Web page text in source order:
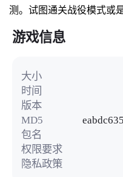
测。试图通关战役模式或
游戏信息
大小
时间
版本
MD5
包名
权限要求
隐私政策